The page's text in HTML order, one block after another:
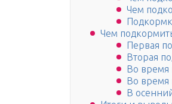
Чем
Чем
Первая
Вторая
Во время
Во время
В